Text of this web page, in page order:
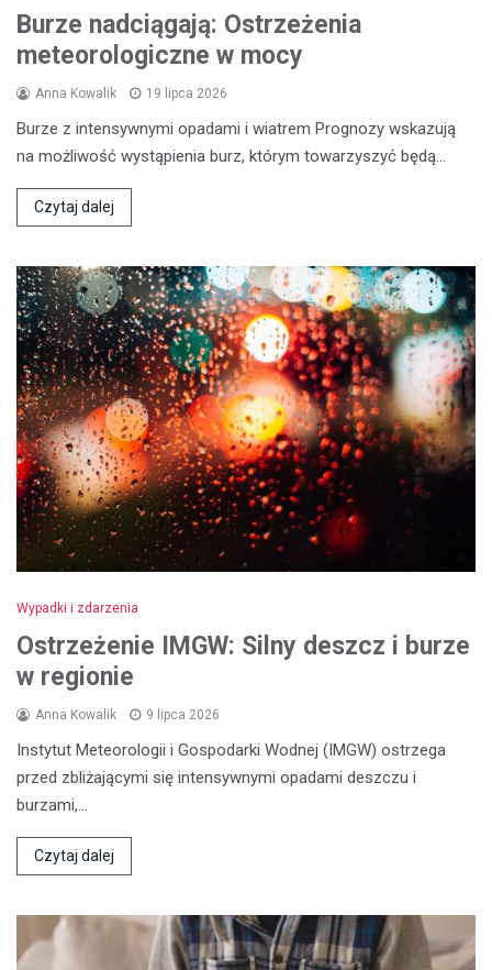
Burze nadciągają: Ostrzeżenia
meteorologiczne w mocy
Anna Kowalik 19 lipca 2026
Burze z intensywnymi opadami i wiatrem Prognozy wskazują
na możliwość wystąpienia burz, którym towarzyszyć będą…
Czytaj dalej
Wypadki i zdarzenia
Ostrzeżenie IMGW: Silny deszcz i burze
w regionie
Anna Kowalik 9 lipca 2026
Instytut Meteorologii i Gospodarki Wodnej (IMGW) ostrzega
przed zbliżającymi się intensywnymi opadami deszczu i
burzami,…
Czytaj dalej